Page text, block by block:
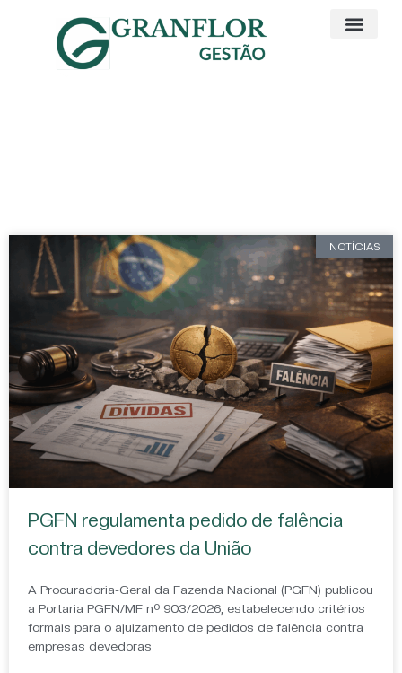
NOTÍCIAS
PGFN regulamenta pedido de falência
contra devedores da União
A Procuradoria-Geral da Fazenda Nacional (PGFN) publicou
a Portaria PGFN/MF nº 903/2026, estabelecendo critérios
formais para o ajuizamento de pedidos de falência contra
empresas devedoras